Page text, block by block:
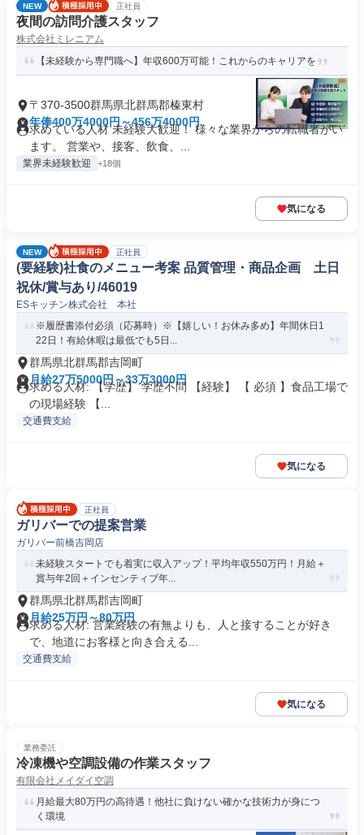
NEW 正社員
夜間の訪問介護スタッフ
株式会社ミレニアム
【未経験から専門職へ】年収600万可能！これからのキャリアを
〒370-3500群馬県北群馬郡榛東村
年俸400万4000円～456万4000円
求めている人材 未経験大歓迎！ 様々な業界からの転職者がい
ます。 営業や、接客、飲食、...
業界未経験歓迎 +18個
気になる
NEW 正社員
(要経験)社食のメニュー考案 品質管理・商品企画 土日
祝休/賞与あり/46019
ESキッチン株式会社 本社
※履歴書添付必須（応募時）※【嬉しい！お休み多め】年間休日1
22日！有給休暇は最低でも5日...
群馬県北群馬郡吉岡町
月給27万5000円～33万3000円
求める人材: 【学歴】 学歴不問 【経験】 【 必須 】食品工場で
の現場経験 【...
交通費支給
気になる
正社員
ガリバーでの提案営業
ガリバー前橋吉岡店
未経験スタートでも着実に収入アップ！平均年収550万円！月給＋
賞与年2回＋インセンティブ年...
群馬県北群馬郡吉岡町
月給25万円～80万円
求める人材: 営業経験の有無よりも、人と接することが好き
で、地道にお客様と向き合える...
交通費支給
気になる
業務委託
冷凍機や空調設備の作業スタッフ
有限会社メイダイ空調
月給最大80万円の高待遇！他社に負けない確かな技術力が身につ
く環境